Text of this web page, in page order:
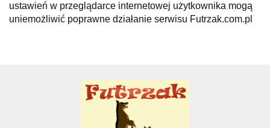
ustawień w przeglądarce internetowej użytkownika mogą
uniemożliwić poprawne działanie serwisu Futrzak.com.pl